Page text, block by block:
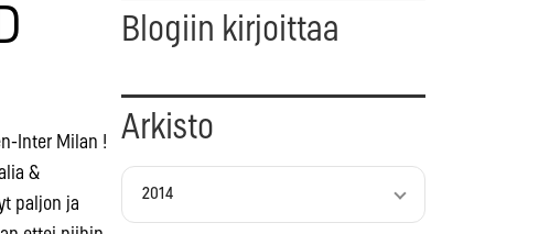
Inter Milan !
&
paljon ja
Blogiin kirjoittaa
Arkisto
2014